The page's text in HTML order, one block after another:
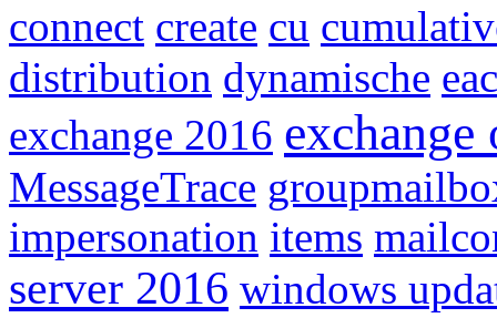
connect create cu
distribution dynamische eac
exchange 2016 exchange
MessageTrace
impersonation items
server 2016 windows